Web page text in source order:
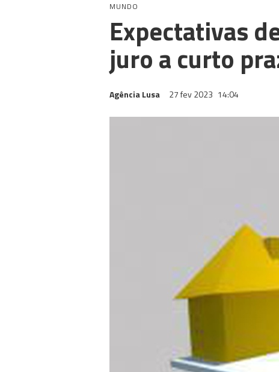
MUNDO
Expectativas
juro a curto
Agência Lusa 27 fev 2023 14:04